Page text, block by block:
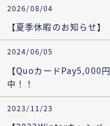
2026/08/04
【夏季休暇のお知らせ】
2024/06/05
【QuoカードPay5,000
中！！
2023/11/23